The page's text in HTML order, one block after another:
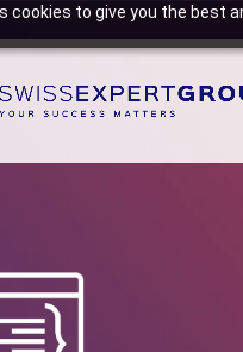
cookies to give you the best